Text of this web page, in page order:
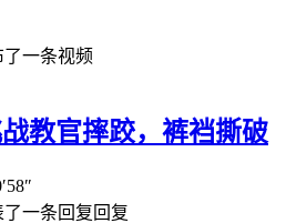
了一条视频
教官摔跤，裤裆撕破
了一条回复回复